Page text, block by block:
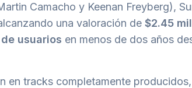
Camacho y Keenan Freyberg),
una valoración de $2.45 mil
usuarios en menos de dos años
en tracks completamente producidos,